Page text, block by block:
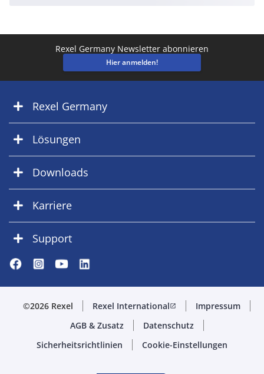
Rexel Germany Newsletter abonnieren
Hier anmelden!
Rexel Germany
Lösungen
Downloads
Karriere
Support
©2026 Rexel Rexel Internationalopen_in_new
Impressum
AGB & Zusatz
Datenschutz
Sicherheitsrichtlinien
Cookie-Einstellungen